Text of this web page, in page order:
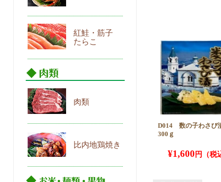
紅鮭・筋子
たらこ
肉類
比内地鶏焼き
D014 数の子わさ
300ｇ
¥1,600